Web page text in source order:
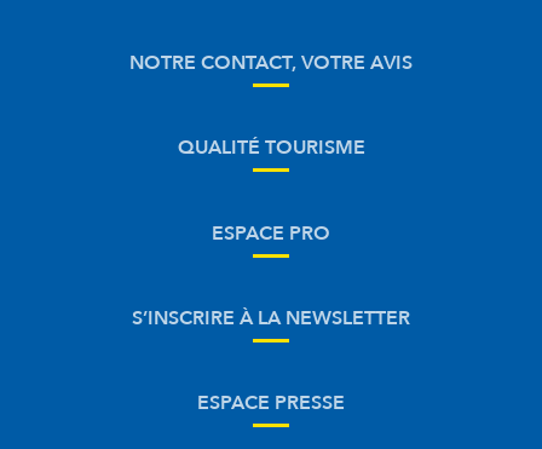
NOTRE CONTACT, VOTRE AVIS
QUALITÉ TOURISME
ESPACE PRO
S’INSCRIRE À LA NEWSLETTER
ESPACE PRESSE